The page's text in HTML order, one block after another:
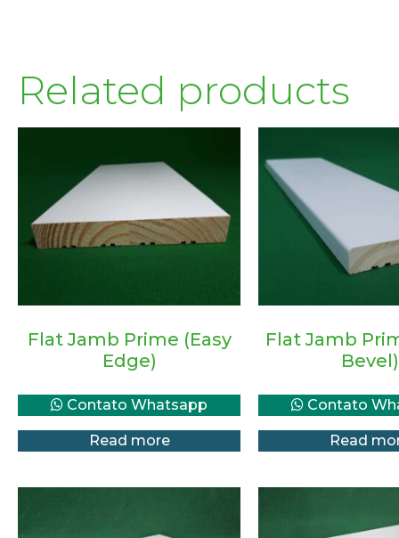
Related products
Flat Jamb Prime (Easy
Edge)
Contato Whatsapp
Read more
Flat Jamb
Bevel)
Contato
Read